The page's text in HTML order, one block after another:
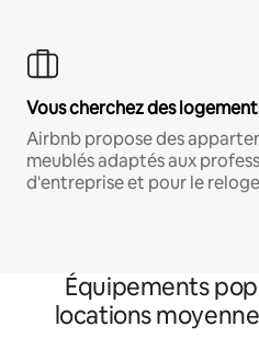
Vous cherchez des
Airbnb propose des
meublés adaptés aux
d'entreprise et pour le
Équipements
locations